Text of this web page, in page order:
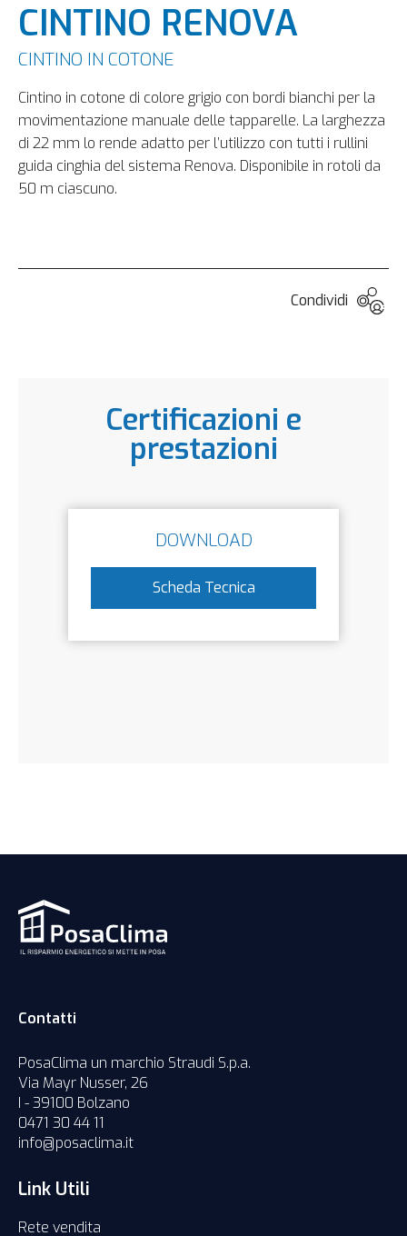
CINTINO RENOVA
CINTINO IN COTONE
Cintino in cotone di colore grigio con bordi bianchi per la
movimentazione manuale delle tapparelle. La larghezza
di 22 mm lo rende adatto per l’utilizzo con tutti i rullini
guida cinghia del sistema Renova. Disponibile in rotoli da
50 m ciascuno.
Condividi
Certificazioni e
prestazioni
DOWNLOAD
Scheda Tecnica
Contatti
PosaClima un marchio Straudi S.p.a.
Via Mayr Nusser, 26
I - 39100 Bolzano
0471 30 44 11
info@posaclima.it
Link Utili
Rete vendita